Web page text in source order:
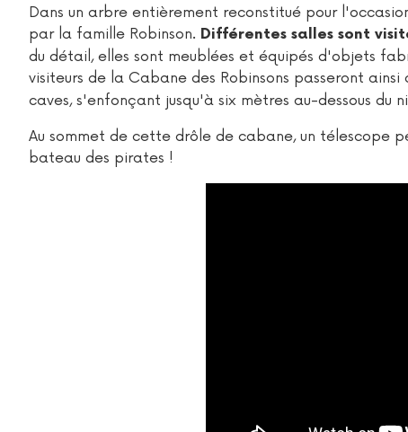
Dans un arbre entièrement reconstitué pour
par la famille Robinson. Différentes salles sont
du détail, elles sont meublées et équipés d'objets
visiteurs de la Cabane des Robinsons passeront ainsi
caves, s'enfonçant jusqu'à six mètres au-dessous du
Au sommet de cette drôle de cabane, un télescope
bateau des pirates !